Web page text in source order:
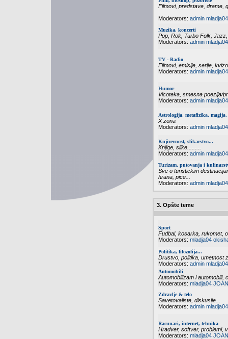
Filmovi, predstave, drame,
Moderators: admin mladja04
Muzika, koncerti
Pop, Rok, Turbo Folk,
Moderators: admin mladja04
TV - Radio
Filmovi, emisije, serije,
Moderators: admin mladja04
Humor
Vicoteka, smesna poezija/
Moderators: admin mladja04
Astrologija, metafizika,
X zona
Moderators: admin mladja04
Knjizevnost, slikarstvo...
Knjige, slike.........
Moderators: admin mladja04
Turizam, putovanja i
Sve o turistickim
hrana, pice...
Moderators: admin mladja04
3. Opšte teme
Sport
Fudbal, kosarka, rukomet,
Moderators: mladja04
Politika, filozofija...
Drustvo, politika, umetnost
Moderators: admin mladja04
Automobili
Automobilizam i automobili,
Moderators: mladja04
Zdravlje & telo
Savetovaliste, diskusije...
Moderators: admin mladja04
Racunari, internet, tehnika
Hradver, softver, problemi,
Moderators: mladja04